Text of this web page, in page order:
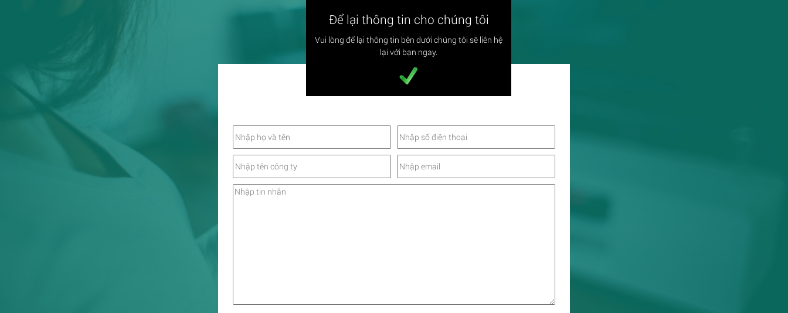
Để lại thông tin cho chúng tôi
Vui lòng để lại thông tin bên dưới chúng tôi sẽ liên hệ
lại với bạn ngay.